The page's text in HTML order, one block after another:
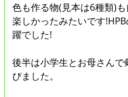
色も作る物(見本は6種類)
楽しかったみたいです
躍でした!
後半は小学生とお母さんで
びました。